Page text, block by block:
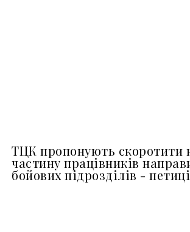
ТЦК пропонують скоротити
частину працівників
бойових підрозділів -